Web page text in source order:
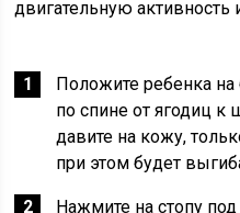
двигательную
Положите ребенка на
по спине от ягодиц к
давите на кожу,
при этом будет
Нажмите на стопу